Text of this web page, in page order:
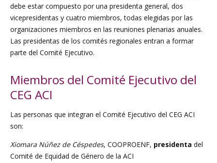
debe estar compuesto por una presidenta general, dos
vicepresidentas y cuatro miembros, todas elegidas por las
organizaciones miembros en las reuniones plenarias anuales.
Las presidentas de los comités regionales entran a formar
parte del Comité Ejecutivo.
Miembros del Comité Ejecutivo del
CEG ACI
Las personas que integran el Comité Ejecutivo del CEG ACI
son:
Xiomara Núñez de Céspedes, COOPROENF, presidenta del
Comité de Equidad de Género de la ACI